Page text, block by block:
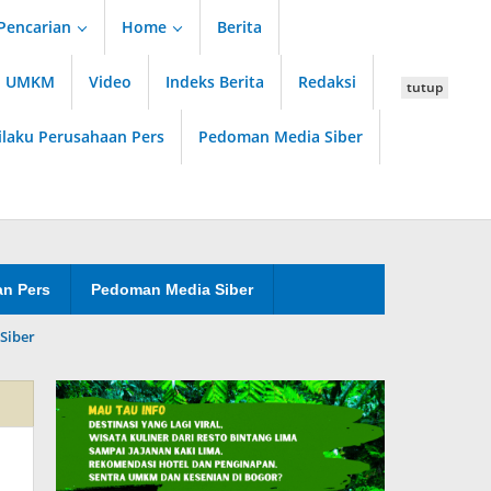
Home Berita
Video Indeks Berita Redaksi
Perusahaan Pers Pedoman Media Siber
Pers Pedoman Media Siber
tutup